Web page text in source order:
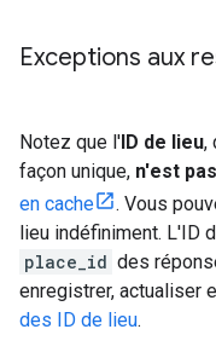
Exceptions aux
Notez que l'ID de lieu,
façon unique, n'est
en cache
. Vous
lieu indéfiniment. L'ID
place_id des
enregistrer, actualiser
des ID de lieu.